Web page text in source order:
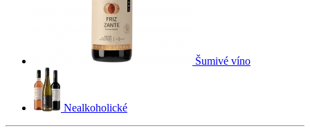
Šumivé víno
Nealkoholické